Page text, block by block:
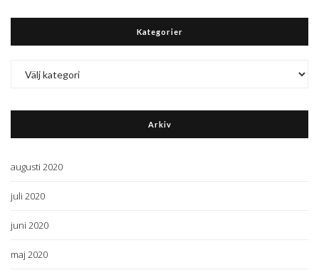
Kategorier
Arkiv
augusti 2020
juli 2020
juni 2020
maj 2020